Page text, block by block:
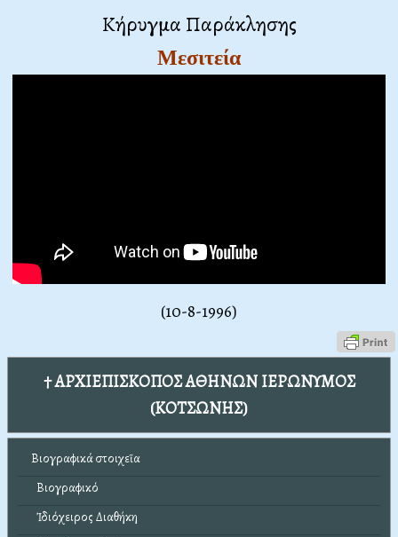
Κήρυγμα Παράκλησης
Μεσιτεία
(10-8-1996)
† ΑΡΧΙΕΠΙΣΚΟΠΟΣ ΑΘΗΝΩΝ ΙΕΡΩΝΥΜΟΣ
(ΚΟΤΣΩΝΗΣ)
Βιογραφικά στοιχεῖα
Βιογραφικό
Ἰδιόχειρος Διαθήκη